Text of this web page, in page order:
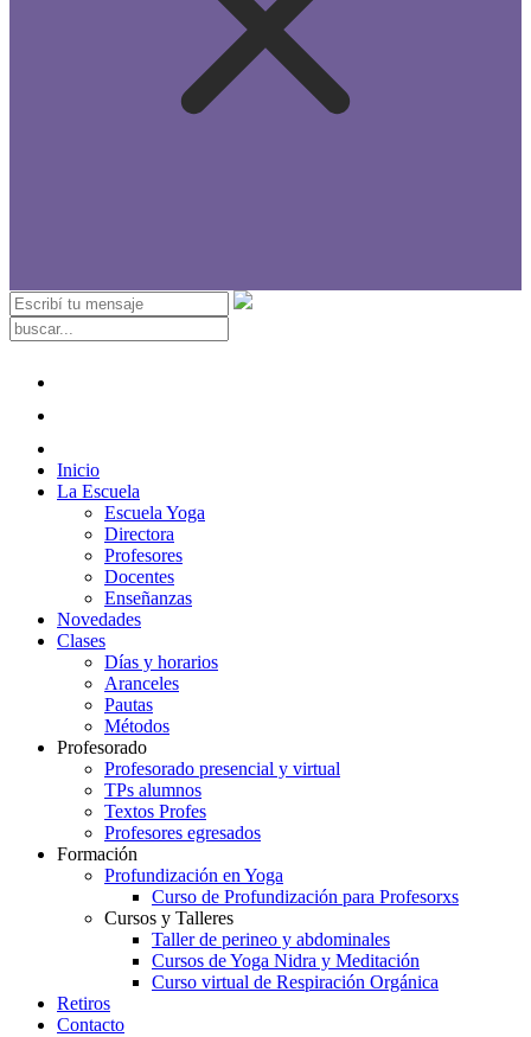
Inicio
La Escuela
Escuela Yoga
Directora
Profesores
Docentes
Enseñanzas
Novedades
Clases
Días y horarios
Aranceles
Pautas
Métodos
Profesorado
Profesorado presencial y virtual
TPs alumnos
Textos Profes
Profesores egresados
Formación
Profundización en Yoga
Curso de Profundización para Profesorxs
Cursos y Talleres
Taller de perineo y abdominales
Cursos de Yoga Nidra y Meditación
Curso virtual de Respiración Orgánica
Retiros
Contacto